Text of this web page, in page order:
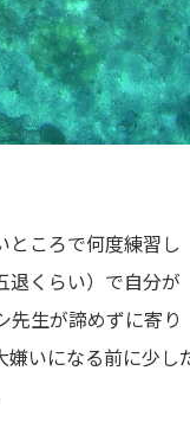
ところで何度練習し
退くらい）で自分が
先生が諦めずに寄り
嫌いになる前に少し